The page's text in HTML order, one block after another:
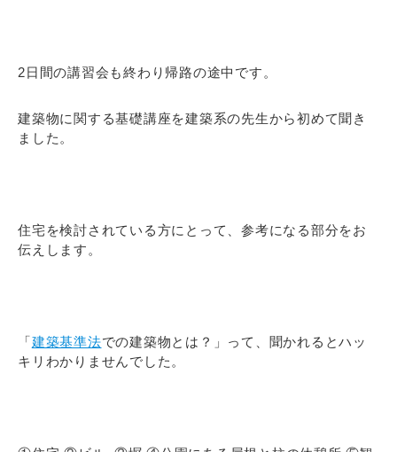
2日間の講習会も終わり帰路の途中です。
建築物に関する基礎講座を建築系の先生から初めて聞き
ました。
住宅を検討されている方にとって、参考になる部分をお
伝えします。
「建築基準法での建築物とは？」って、聞かれるとハッ
キリわかりませんでした。